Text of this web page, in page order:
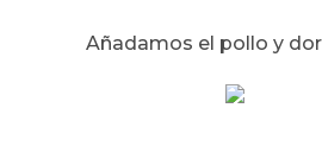
Añadamos el pollo y